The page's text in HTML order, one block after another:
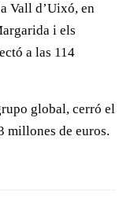
Vall d’Uixó, en
i els
a las 114
global, cerró el
millones de euros.